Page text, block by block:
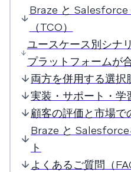
Braze と Salesforce
（TCO）
ユースケース別シナ
プラットフォームが
両方を併用する選択
実装・サポート・学
顧客の評価と市場で
Braze と
ト
よくあるご質問（